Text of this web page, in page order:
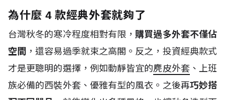
為什麼 4 款經典外套就夠了
台灣秋冬的寒冷程度相對有限， 購買過多外套不僅佔
空間 ，還容易過季就束之高閣。反之，投資經典款式
才是更聰明的選擇，例如動靜皆宜的麂皮外套、上班
族必備的西裝外套、優雅有型的風衣。之後再巧妙搭